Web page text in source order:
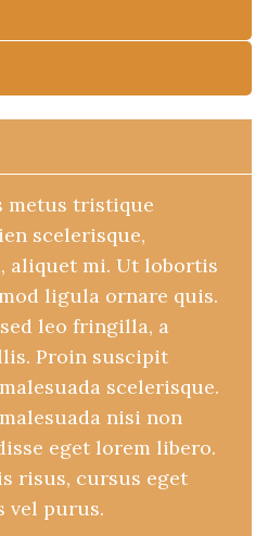
metus tristique
scelerisque,
aliquet mi. Ut lobortis
ligula ornare quis.
leo fringilla, a
Proin suscipit
scelerisque.
nisi non
eget lorem libero.
risus, cursus eget
vel purus.